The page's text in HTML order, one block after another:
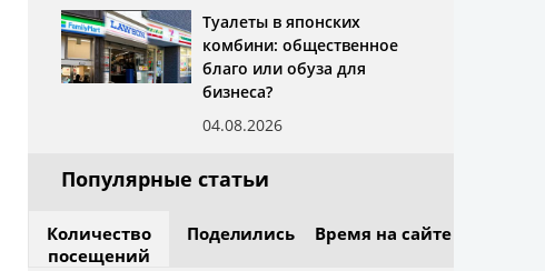
Туалеты в японских
комбини: общественное
благо или обуза для
бизнеса?
04.08.2026
Популярные статьи
Количество
посещений
Поделились Время на сайте